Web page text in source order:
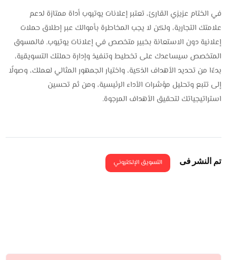
في الختام عزيزي القارئ، تعتبر إعلانات يوتيوب أداة ممتازة لدعم
علامتك التجارية، ولكن لا يجب المخاطرة بأموالك عبر إطلاق حملات
إعلانية دون الاستعانة بخبير متخصص في إعلانات يوتيوب. فالمسوق
المتخصص سيساعدك على تخطيط وتنفيذ وإدارة حملتك التسويقية،
بدءًا من تحديد الأهداف الذكية، واختيار الجمهور المثالي لعملك، وصولًا
إلى تتبع وتحليل مؤشرات الأداء الرئيسية، ومن ثم تحسين
استراتيجياتك لتحقيق الأهداف المرجوة.
تم النشر فى التسويق الإلكتروني